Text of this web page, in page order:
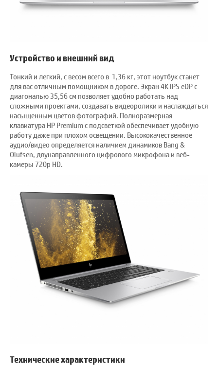
Устройство и внешний вид
Тонкий и легкий, с весом всего в 1,36 кг, этот ноутбук станет
для вас отличным помощником в дороге. Экран 4K IPS eDP с
диагональю 35,56 см позволяет удобно работать над
сложными проектами, создавать видеоролики и наслаждаться
насыщенным цветов фотографий. Полноразмерная
клавиатура HP Premium с подсветкой обеспечивает удобную
работу даже при плохом освещении. Высококачественное
аудио/видео определяется наличием динамиков Bang &
Olufsen, двунаправленного цифрового микрофона и веб-
камеры 720p HD.
Технические характеристики